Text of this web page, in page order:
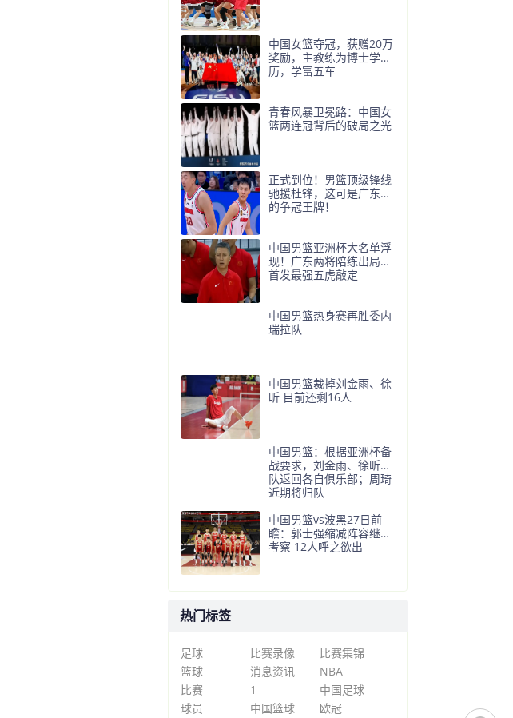
中国女篮夺冠，获赠20万
奖励，主教练为博士学
历，学富五车
青春风暴卫冕路：中国女
篮两连冠背后的破局之光
正式到位！男篮顶级锋线
驰援杜锋，这可是广东队
的争冠王牌！
中国男篮亚洲杯大名单浮
现！广东两将陪练出局，
首发最强五虎敲定
中国男篮热身赛再胜委内
瑞拉队
中国男篮裁掉刘金雨、徐
昕 目前还剩16人
中国男篮：根据亚洲杯备
战要求，刘金雨、徐昕离
队返回各自俱乐部；周琦
近期将归队
中国男篮vs波黑27日前
瞻：郭士强缩减阵容继续
考察 12人呼之欲出
热门标签
足球 比赛录像
比赛集锦
篮球
消息资讯
NBA
比赛
1
中国足球
球员
中国篮球 欧冠